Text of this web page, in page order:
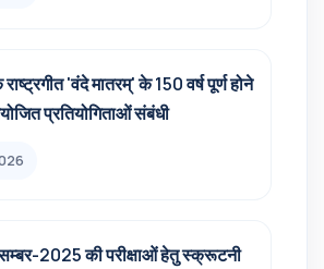
'वंदे मातरम्' के 150 वर्ष पूर्ण होने
प्रतियोगिताओं संबंधी
2025 की परीक्षाओं हेतु स्क्रूटनी